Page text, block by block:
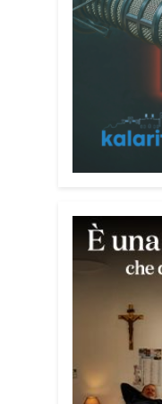
alla
degli
Passi
impegnato
più
soprattutto le
malati e
che spesso
senza
esperienza
diretto con
vulnerabilità
uno
facilmente